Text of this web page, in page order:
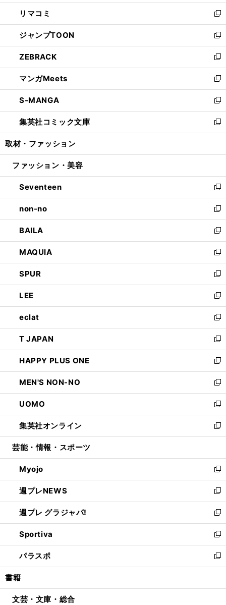
ウ
で
開
く
ン
ド
ウ
で
開
く
ウ
ィ
ン
ド
ウ
で
開
く
し
い
ウ
ィ
ン
ド
ウ
で
開
く
リマコミ
新
し
い
ウ
ィ
ン
ド
ウ
で
開
く
ジャンプTOON
新
し
い
ウ
ィ
ン
ド
ウ
で
開
ZEBRACK
新
し
い
ウ
ィ
ン
ド
ウ
開
マンガMeets
新
し
い
ウ
ィ
ン
ウ
開
く
S-MANGA
新
し
い
ウ
ン
ウ
で
開
く
集英社コミック文庫
新
し
ウ
ン
ド
ウ
で
開
く
取材・ファッション
ファッション・美容
Seventeen
新
し
い
ウ
ィ
ン
ド
ウ
で
開
く
non-no
新
し
い
ウ
ィ
ン
ド
ウ
で
開
く
BAILA
新
し
い
ウ
ィ
ン
ド
ウ
で
開
く
MAQUIA
新
し
い
ウ
ィ
ン
ド
ウ
で
開
く
SPUR
新
し
い
ウ
ィ
ン
ド
ウ
で
開
く
LEE
新
し
い
ウ
ィ
ン
ド
ウ
で
開
く
eclat
新
し
い
ウ
ィ
ン
ド
ウ
で
開
く
T JAPAN
新
し
い
ウ
ィ
ン
ド
ウ
で
開
HAPPY PLUS ONE
新
し
い
ウ
ィ
ン
ド
ウ
開
く
MEN'S NON-NO
新
し
い
ウ
ィ
ン
ウ
で
開
く
UOMO
新
し
い
ウ
ン
ド
ウ
で
開
く
集英社オンライン
新
し
ウ
ィ
ン
ド
ウ
で
開
く
芸能・情報・スポーツ
Myojo
新
し
い
ウ
ィ
ン
ド
ウ
で
開
週プレNEWS
新
し
い
ウ
ィ
ン
ド
ウ
開
週プレ グラジャパ!
新
し
い
ウ
ィ
ン
ウ
Sportiva
新
し
い
ウ
ン
パラスポ
新
し
ウ
書籍
文芸・文庫・総合